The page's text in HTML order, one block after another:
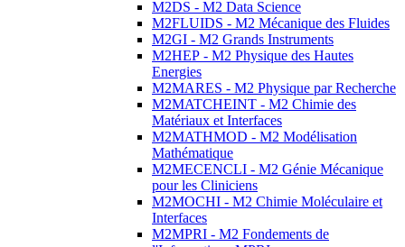
M2DS - M2 Data Science
M2FLUIDS - M2 Mécanique des Fluides
M2GI - M2 Grands Instruments
M2HEP - M2 Physique des Hautes
Energies
M2MARES - M2 Physique par Recherche
M2MATCHEINT - M2 Chimie des
Matériaux et Interfaces
M2MATHMOD - M2 Modélisation
Mathématique
M2MECENCLI - M2 Génie Mécanique
pour les Cliniciens
M2MOCHI - M2 Chimie Moléculaire et
Interfaces
M2MPRI - M2 Fondements de